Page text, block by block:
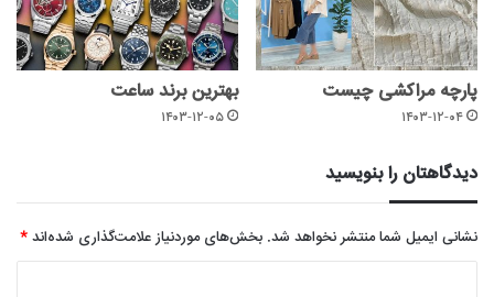
پارچه مراکشی چیست
۱۴۰۳-۱۲-۰۴
بهترین برند ساعت
۱۴۰۳-۱۲-۰۵
دیدگاهتان را بنویسید
نشانی ایمیل شما منتشر نخواهد شد. بخش‌های موردنیاز علامت‌گذاری شده‌اند*